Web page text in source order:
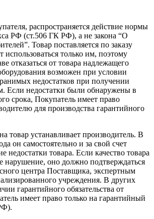
распространяется действие нормы
РФ (ст.506 ГК РФ), а не закона “О
Товар поставляется по заказу
только им, поэтому
отказаться от товара надлежащего
возможен при условии
недостатков при получении
Если недостатки были обнаружены в
срока, Покупатель имеет право
для производства гарантийного
товар устанавливает производитель. В
он самостоятельно и за свой счет
недостатки товара. Если качество товара
нарушение, оно должно подтверждаться
центра Поставщика, экспертным
учреждения. В других
гарантийного обязательства от
имеет право только на гарантийный